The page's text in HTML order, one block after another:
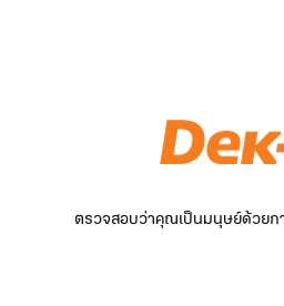
ตรวจสอบว่าคุณเป็นมนุษย์ด้วยก